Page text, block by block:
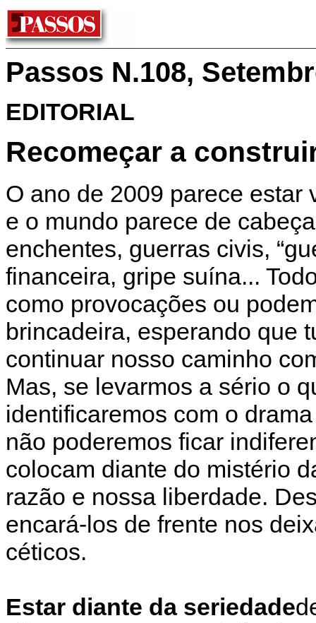
Passos N.108,
EDITORIAL
Recomeçar a
O ano de 2009 parece estar
e o mundo parece de
enchentes, guerras civis,
financeira, gripe suína...
como provocações ou
brincadeira, esperando que
continuar nosso caminho
Mas, se levarmos a sério o
identificaremos com o
não poderemos ficar
colocam diante do mistério
razão e nossa liberdade.
encará-los de frente nos
céticos.
Estar diante da seriedade